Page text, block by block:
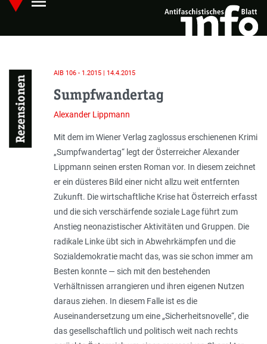
Skip
main
Hauptmenü öffnen
Rezensionen
AIB 106 - 1.2015 | 14.4.2015
Sumpfwandertag
Alexander Lippmann
Mit dem im Wiener Verlag zaglossus erschienenen Krimi
„Sumpfwandertag“ legt der Österreicher Alexander
Lippmann seinen ersten Roman vor. In diesem zeichnet
er ein düsteres Bild einer nicht allzu weit entfernten
Zukunft. Die wirtschaftliche Krise hat Österreich erfasst
und die sich verschärfende soziale Lage führt zum
Anstieg neo­nazistischer Aktivitäten und Gruppen. Die
radikale Linke übt sich in Abwehrkämpfen und die
Sozialdemokratie macht das, was sie schon immer am
Besten konnte — sich mit den bestehenden
Verhältnissen arran­gieren und ihren eigenen Nutzen
daraus ziehen. In diesem Falle ist es die
Auseinandersetzung um eine „Sicherheitsnovelle“, die
das gesell­schaftlich und politisch weit nach rechts